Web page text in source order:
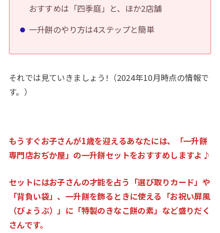
おすすめは「四季庭」と、ほか2店舗
一升餅のやり方は4ステップと簡単
それでは見ていきましょう!（2024年10月時点の情報で
す。）
もうすぐお子さんが1歳を迎えるあなたには、「一升餅
専門店おぢか屋」の一升餅セットをおすすめしますよ♪
セットにはお子さんの才能を占う「選び取りカード」や
「背負い袋」、一升餅を飾るときに使える「お祝い屏風
（びょうぶ）」に「特製のきなこ餅の素」など盛りだく
さんです。